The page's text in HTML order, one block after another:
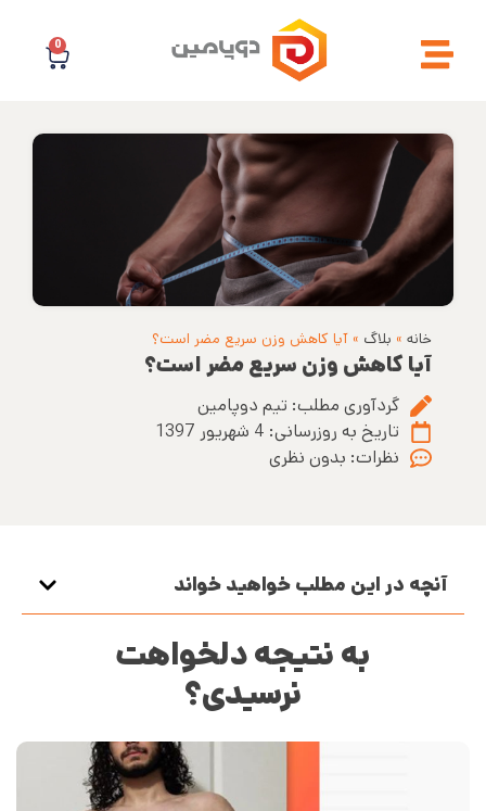
0
خانه » بلاگ » آیا کاهش وزن سریع مضر است؟
آیا کاهش وزن سریع مضر است؟
گردآوری مطلب: تیم دوپامین
تاریخ به روزرسانی: 4 شهریور 1397
نظرات: بدون نظری
آنچه در این مطلب خواهید خواند
به نتیجه دلخواهت
نرسیدی؟